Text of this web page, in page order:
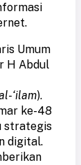
Umum
H Abdul
‘ilam).
ke-48
strategis
digital.